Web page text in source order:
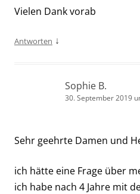
Vielen Dank vorab
Antworten ↓
Sophie B.
30. September 2019
Sehr geehrte Damen und
ich hätte eine Frage über
ich habe nach 4 Jahre mit